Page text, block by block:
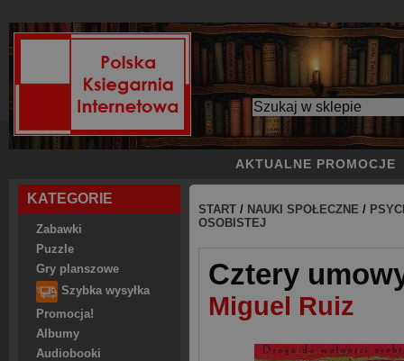
AKTUALNE PROMOCJE
KATEGORIE
Zabawki
Puzzle
Gry planszowe
Szybka wysyłka
Promocja!
Albumy
Audiobooki
START / NAUKI SPOŁECZNE /
OSOBISTEJ
Cztery
Miguel Ruiz